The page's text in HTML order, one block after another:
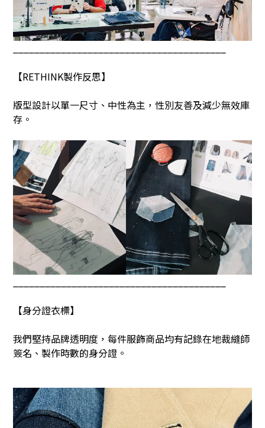
【RETHINK製作反思】
版型設計以單一尺寸、中性為主，性別友善及減少無效庫
存。
【身分證衣標】
我們堅持品牌透明度，每件服飾商品均有記錄在地裁縫師
簽名、製作時數的身分證。